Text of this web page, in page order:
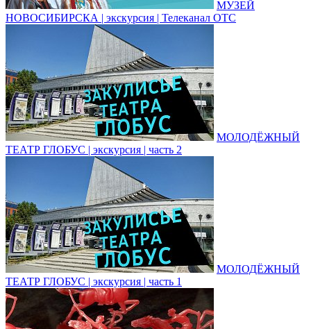
МУЗЕЙ
НОВОСИБИРСКА | экскурсия | Телеканал ОТС
МОЛОДЁЖНЫЙ
ТЕАТР ГЛОБУС | экскурсия | часть 2
МОЛОДЁЖНЫЙ
ТЕАТР ГЛОБУС | экскурсия | часть 1